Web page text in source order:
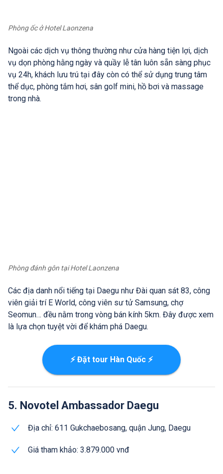
Phòng ốc ở Hotel Laonzena
Ngoài các dịch vụ thông thường như cửa hàng tiện lợi, dịch
vụ dọn phòng hằng ngày và quầy lễ tân luôn sẵn sàng phục
vụ 24h, khách lưu trú tại đây còn có thể sử dụng trung tâm
thể dục, phòng tắm hơi, sân golf mini, hồ bơi và massage
trong nhà.
Phòng đánh gôn tại Hotel Laonzena
Các địa danh nổi tiếng tại Daegu như Đài quan sát 83, công
viên giải trí E World, công viên sư tử Samsung, chợ
Seomun… đều nằm trong vòng bán kính 5km. Đây được xem
là lựa chọn tuyệt vời để khám phá Daegu.
⚡ Đặt tour Hàn Quốc ⚡
5. Novotel Ambassador Daegu
Địa chỉ: 611 Gukchaebosang, quận Jung, Daegu
Giá tham khảo: 3.879.000 vnđ